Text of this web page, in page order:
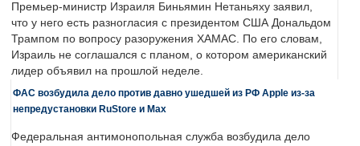
Премьер-министр Израиля Биньямин Нетаньяху заявил,
что у него есть разногласия с президентом США Дональдом
Трампом по вопросу разоружения ХАМАС. По его словам,
Израиль не соглашался с планом, о котором американский
лидер объявил на прошлой неделе.
ФАС возбудила дело против давно ушедшей из РФ Apple из-за
непредустановки RuStore и Max
Федеральная антимонопольная служба возбудила дело